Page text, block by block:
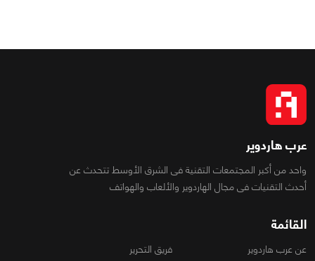
عرب هاردوير
واحد من أكبر المجتمعات التقنية فى الشرق الأوسط تتحدث عن
أحدث التقنيات فى مجال الهاردوير والألعاب والهواتف
القائمة
عن عرب هاردوير فريق التحرير